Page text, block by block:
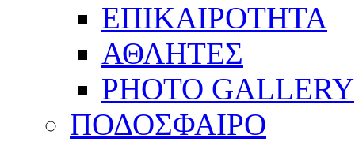
ΕΠΙΚΑΙΡΟΤΗΤΑ
ΑΘΛΗΤΕΣ
PHOTO GALLERY
ΠΟΔΟΣΦΑΙΡΟ